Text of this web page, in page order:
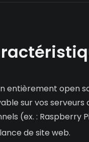
entièrement open
sur vos serveurs
(ex. : Raspberry
de site web.